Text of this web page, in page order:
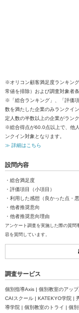
※オリコン顧客満足度ランキン
常値を排除）および調査対象者
※「総合ランキング」、「評価
数を満たした企業のみランクイ
定人数の半数以上の企業がラン
※総合得点が60.0点以上で、他
ンクイン対象となります。
≫ 詳細はこちら
設問内容
・総合満足度
・評価項目（小項目）
・利用した感想（良かった点・
・他者推奨意向
・他者推奨意向理由
アンケート調査を実施した際の質問
容を質問しています。
調査サービス
個別指導Axis | 個別教室のアッ
CAIスクール | KATEKYO学院 |
導学院 | 個別教室のトライ | 個